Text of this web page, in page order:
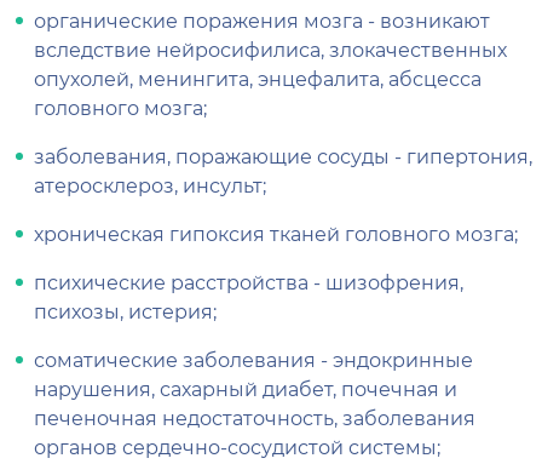
органические поражения мозга - возникают
вследствие нейросифилиса, злокачественных
опухолей, менингита, энцефалита, абсцесса
головного мозга;
заболевания, поражающие сосуды - гипертония,
атеросклероз, инсульт;
хроническая гипоксия тканей головного мозга;
психические расстройства - шизофрения,
психозы, истерия;
соматические заболевания - эндокринные
нарушения, сахарный диабет, почечная и
печеночная недостаточность, заболевания
органов сердечно-сосудистой системы;